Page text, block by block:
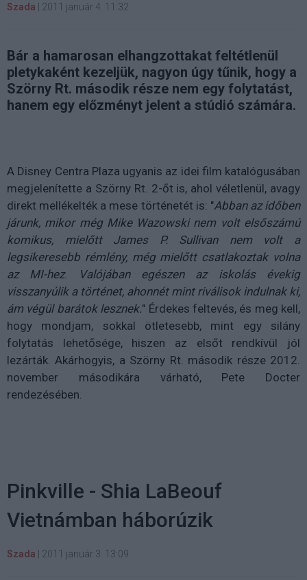
Szada 2011 január 4. 11:32
Bár a hamarosan elhangzottakat feltétlenül
pletykaként kezeljük, nagyon úgy tűnik, hogy a
Szörny Rt. második része nem egy folytatást,
hanem egy előzményt jelent a stúdió számára.
A Disney Centra Plaza ugyanis az idei film katalógusában
megjelenítette a Szörny Rt. 2-őt is, ahol véletlenül, avagy
direkt mellékelték a mese történetét is: "Abban az időben
járunk, mikor még Mike Wazowski nem volt elsőszámú
komikus, mielőtt James P. Sullivan nem volt a
legsikeresebb rémlény, még mielőtt csatlakoztak volna
az MI-hez. Valójában egészen az iskolás évekig
visszanyúlik a történet, ahonnét mint riválisok indulnak ki,
ám végül barátok lesznek." Érdekes feltevés, és meg kell,
hogy mondjam, sokkal ötletesebb, mint egy silány
folytatás lehetősége, hiszen az elsőt rendkívül jól
lezárták. Akárhogyis, a Szörny Rt. második része 2012.
november másodikára várható, Pete Docter
rendezésében.
Pinkville - Shia LaBeouf
Vietnámban háborúzik
Szada 2011 január 3. 13:09